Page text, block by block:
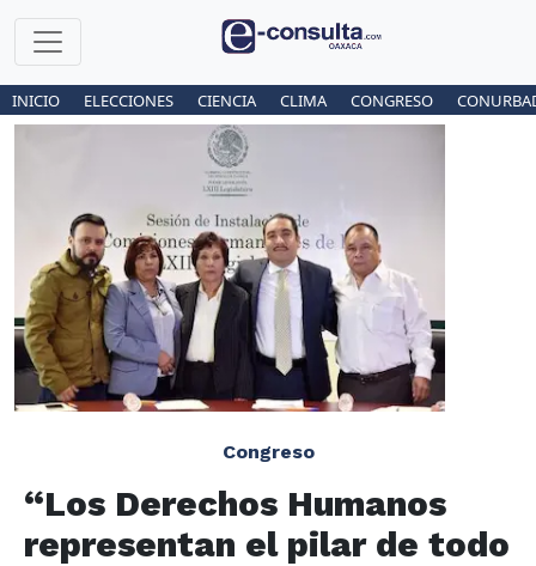
INICIO ELECCIONES CIENCIA CLIMA CONGRESO
Congreso
“Los Derechos Humanos
representan el pilar de todo